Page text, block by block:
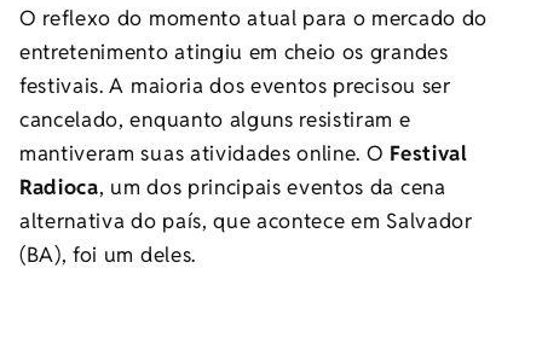
O reflexo do momento atual para o mercado do
entretenimento atingiu em cheio os grandes
festivais. A maioria dos eventos precisou ser
cancelado, enquanto alguns resistiram e
mantiveram suas atividades online. O Festival
Radioca, um dos principais eventos da cena
alternativa do país, que acontece em Salvador
(BA), foi um deles.